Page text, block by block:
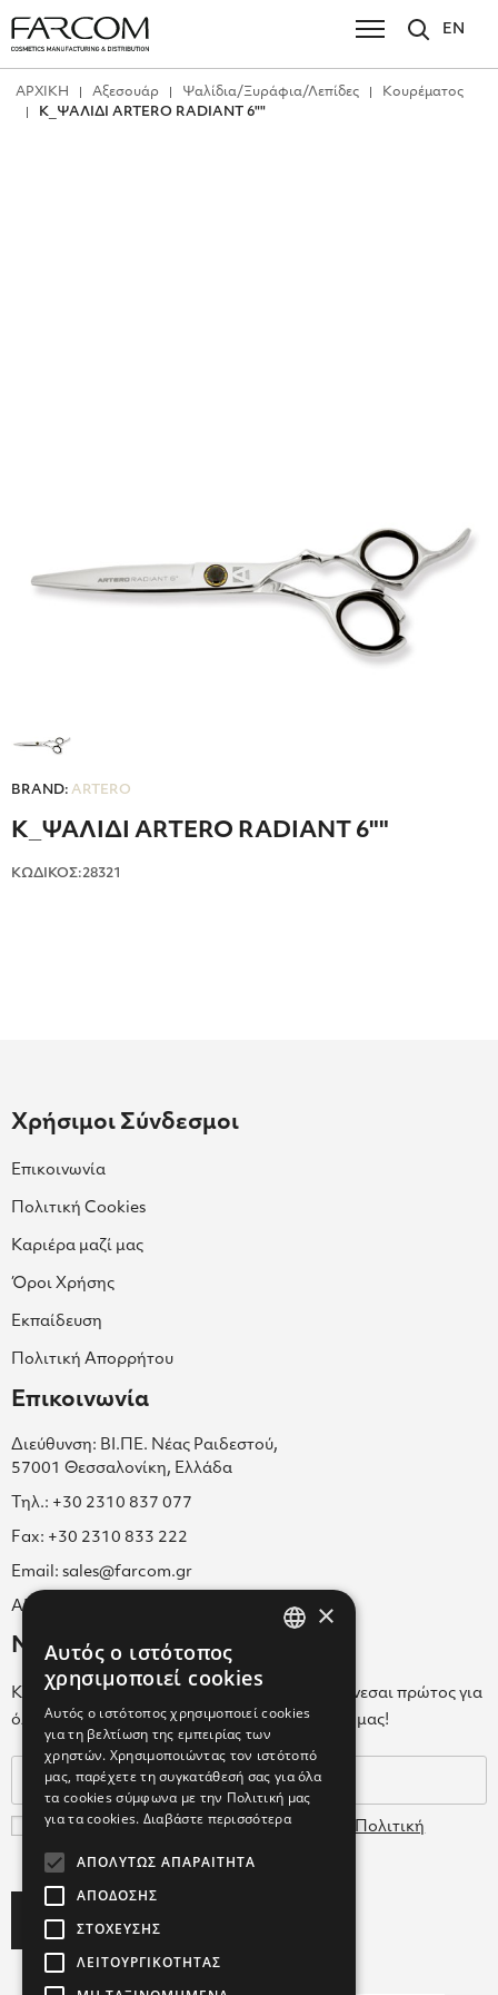
EN
ΑΡΧΙΚΗ Αξεσουάρ Ψαλίδια/Ξυράφια/Λεπίδες
Κουρέματος
Κ_ΨΑΛΙΔΙ ARTERO RADIANT 6""
BRAND: ARTERO
Κ_ΨΑΛΙΔΙ ARTERO RADIANT 6""
ΚΩΔΙΚΟΣ:28321
Χρήσιμοι Σύνδεσμοι
Επικοινωνία
Πολιτική Cookies
Καριέρα μαζί μας
Όροι Χρήσης
Εκπαίδευση
Πολιτική Απορρήτου
Επικοινωνία
Διεύθυνση: ΒΙ.ΠΕ. Νέας Ραιδεστού,
57001 Θεσσαλονίκη, Ελλάδα
Τηλ.: +30 2310 837 077
Fax: +30 2310 833 222
Email: sales@farcom.gr
ΑΡ.Γ.Ε.ΜΗ. 038365205000
Newsletter
Κάνε εγγραφή στο Newsletter για να ενημερώνεσαι πρώτος για
όλα τα νέα μας και τα ολοκαίνουρια προϊόντα μας!
Συμφωνώ με τουςΌρους Χρήσης
Πολιτική
Δεδομένων
×
Αυτός ο ιστότοπος
χρησιμοποιεί cookies
Αυτός ο ιστότοπος χρησιμοποιεί cookies
για τη βελτίωση της εμπειρίας των
χρηστών. Χρησιμοποιώντας τον ιστότοπό
μας, παρέχετε τη συγκατάθεσή σας για όλα
τα cookies σύμφωνα με την Πολιτική μας
για τα cookies. Διαβάστε περισσότερα
ΑΠΟΛΎΤΩΣ ΑΠΑΡΑΊΤΗΤΑ
ΑΠΌΔΟΣΗΣ
ΣΤΌΧΕΥΣΗΣ
ΛΕΙΤΟΥΡΓΙΚΌΤΗΤΑΣ